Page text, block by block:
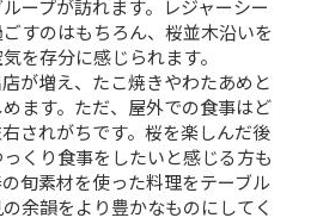
ープが訪れます。レジャーシー
すのはもちろん、桜並木沿いを
を存分に感じられます。
が増え、たこ焼きやわたあめと
ます。ただ、屋外での食事はど
されがちです。桜を楽しんだ後
くり食事をしたいと感じる方も
旬素材を使った料理をテーブル
余韻をより豊かなものにしてく